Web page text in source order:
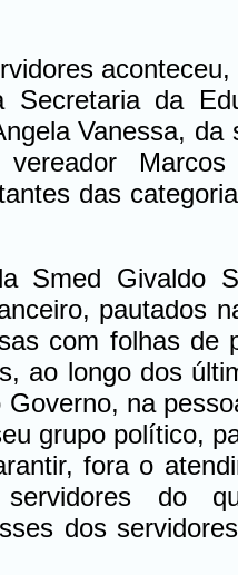
Secretaria da
Vanessa, da
das
Smed Givaldo
pautados
com folhas de
ao longo dos
na
grupo político,
fora o
do
dos